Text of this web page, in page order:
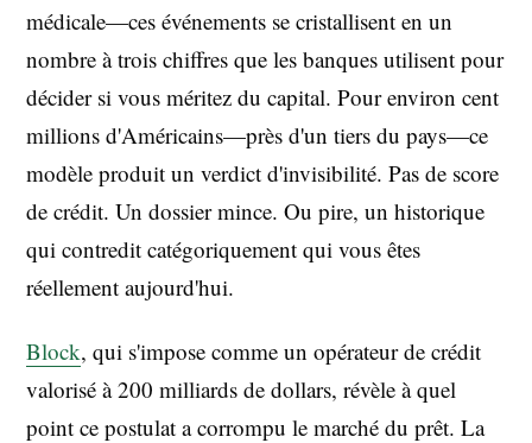
médicale—ces événements se cristallisent en un
nombre à trois chiffres que les banques utilisent pour
décider si vous méritez du capital. Pour environ cent
millions d'Américains—près d'un tiers du pays—ce
modèle produit un verdict d'invisibilité. Pas de score
de crédit. Un dossier mince. Ou pire, un historique
qui contredit catégoriquement qui vous êtes
réellement aujourd'hui.
Block, qui s'impose comme un opérateur de crédit
valorisé à 200 milliards de dollars, révèle à quel
point ce postulat a corrompu le marché du prêt. La